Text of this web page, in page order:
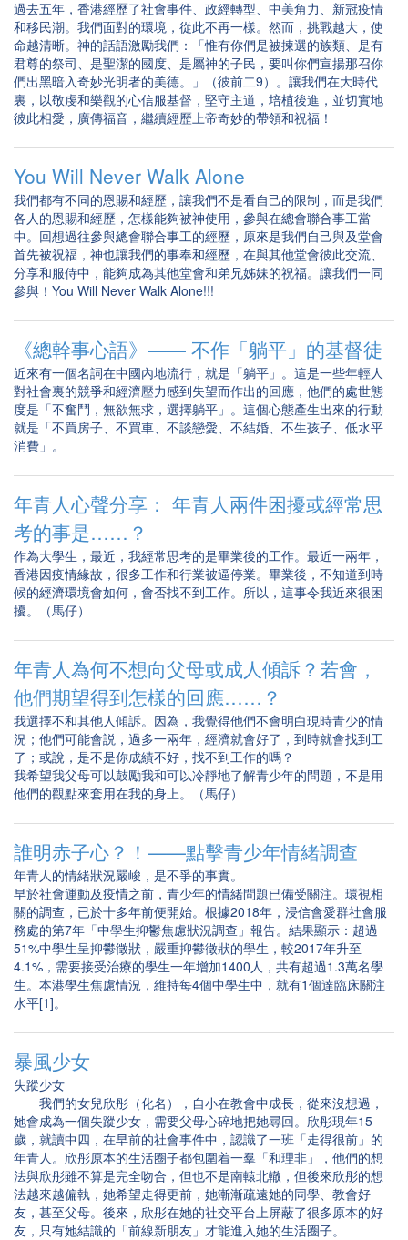
過去五年，香港經歷了社會事件、政經轉型、中美角力、新冠疫情
和移民潮。我們面對的環境，從此不再一樣。然而，挑戰越大，使
命越清晰。神的話語激勵我們：「惟有你們是被揀選的族類、是有
君尊的祭司、是聖潔的國度、是屬神的子民，要叫你們宣揚那召你
們出黑暗入奇妙光明者的美德。」（彼前二9）。讓我們在大時代
裏，以敬虔和樂觀的心信服基督，堅守主道，培植後進，並切實地
彼此相愛，廣傳福音，繼續經歷上帝奇妙的帶領和祝福！
You Will Never Walk Alone
我們都有不同的恩賜和經歷，讓我們不是看自己的限制，而是我們
各人的恩賜和經歷，怎樣能夠被神使用，參與在總會聯合事工當
中。回想過往參與總會聯合事工的經歷，原來是我們自己與及堂會
首先被祝福，神也讓我們的事奉和經歷，在與其他堂會彼此交流、
分享和服侍中，能夠成為其他堂會和弟兄姊妹的祝福。讓我們一同
參與！You Will Never Walk Alone!!!
《總幹事心語》—— 不作「躺平」的基督徒
近來有一個名詞在中國內地流行，就是「躺平」。這是一些年輕人
對社會裏的競爭和經濟壓力感到失望而作出的回應，他們的處世態
度是「不奮鬥，無欲無求，選擇躺平」。這個心態產生出來的行動
就是「不買房子、不買車、不談戀愛、不結婚、不生孩子、低水平
消費」。
年青人心聲分享： 年青人兩件困擾或經常思
考的事是……？
作為大學生，最近，我經常思考的是畢業後的工作。最近一兩年，
香港因疫情緣故，很多工作和行業被逼停業。畢業後，不知道到時
候的經濟環境會如何，會否找不到工作。所以，這事令我近來很困
擾。（馬仔）
年青人為何不想向父母或成人傾訴？若會，
他們期望得到怎樣的回應……？
我選擇不和其他人傾訴。因為，我覺得他們不會明白現時青少的情
況；他們可能會説，過多一兩年，經濟就會好了，到時就會找到工
了；或說，是不是你成績不好，找不到工作的嗎？
我希望我父母可以鼓勵我和可以冷靜地了解青少年的問題，不是用
他們的觀點來套用在我的身上。（馬仔）
誰明赤子心？！——點擊青少年情緒調查
年青人的情緒狀況嚴峻，是不爭的事實。
早於社會運動及疫情之前，青少年的情緒問題已備受關注。環視相
關的調查，已於十多年前便開始。根據2018年，浸信會愛群社會服
務處的第7年「中學生抑鬱焦慮狀況調查」報告。結果顯示：超過
51%中學生呈抑鬰徵狀，嚴重抑鬰徵狀的學生，較2017年升至
4.1%，需要接受治療的學生一年增加1400人，共有超過1.3萬名學
生。本港學生焦慮情況，維持每4個中學生中，就有1個達臨床關注
水平[1]。
暴風少女
失蹤少女
我們的女兒欣彤（化名），自小在教會中成長，從來沒想過，
她會成為一個失蹤少女，需要父母心碎地把她尋回。欣彤現年15
歲，就讀中四，在早前的社會事件中，認識了一班「走得很前」的
年青人。欣彤原本的生活圈子都包圍着一羣「和理非」，他們的想
法與欣彤雖不算是完全吻合，但也不是南轅北轍，但後來欣彤的想
法越來越偏執，她希望走得更前，她漸漸疏遠她的同學、教會好
友，甚至父母。後來，欣彤在她的社交平台上屏蔽了很多原本的好
友，只有她結識的「前線新朋友」才能進入她的生活圈子。